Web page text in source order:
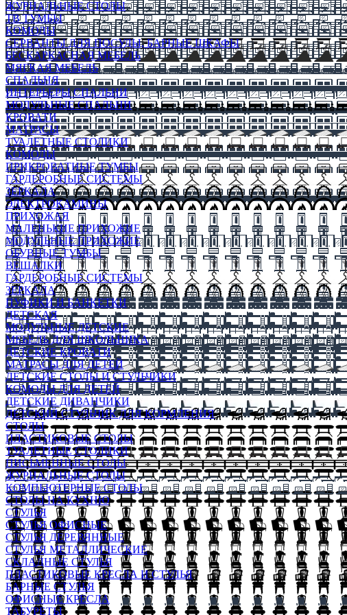
ЖУРНАЛЬНЫЕ СТОЛЫ
ТВ ТУМБЫ
КОМОДЫ
СЕРВАНТЫ ДЛЯ ПОСУДЫ, БАРНЫЕ ШКАФЫ
БЕСКАРКАСНАЯ МЕБЕЛЬ
МЯГКАЯ МЕБЕЛЬ
СПАЛЬНЯ
ИНТЕРЬЕРЫ СПАЛЬНИ
МОДУЛЬНЫЕ СПАЛЬНИ
КРОВАТИ
МАТРАСЫ
ТУАЛЕТНЫЕ СТОЛИКИ
КОМОДЫ
ПРИКРОВАТНЫЕ ТУМБЫ
ГАРДЕРОБНЫЕ СИСТЕМЫ
ЗЕРКАЛА
ЭЛЕКТРОКАМИНЫ
ПРИХОЖАЯ
МАЛЕНЬКИЕ ПРИХОЖИЕ
МОДУЛЬНЫЕ ПРИХОЖИЕ
ОБУВНЫЕ ТУМБЫ
ВЕШАЛКИ
ГАРДЕРОБНЫЕ СИСТЕМЫ
ЗЕРКАЛА
ПУФИКИ И БАНКЕТКИ
ДЕТСКАЯ
МОДУЛЬНЫЕ ДЕТСКИЕ
МЕБЕЛЬ ДЛЯ ШКОЛЬНИКА
ДЕТСКИЕ КРОВАТИ
МАТРАСЫ ДЛЯ ДЕТЕЙ
ДЕТСКИЕ СТОЛЫ И СТУЛЬЧИКИ
КОМОДЫ ДЛЯ ДЕТЕЙ
ДЕТСКИЕ ДИВАНЧИКИ
ДЕТСКИЙ СТУЛЬЧИК ДЛЯ КОРМЛЕНИЯ
СТОЛЫ
ПЛАСТИКОВЫЕ СТОЛЫ
ТУАЛЕТНЫЕ СТОЛИКИ
ПИСЬМЕННЫЕ СТОЛЫ
ЖУРНАЛЬНЫЕ СТОЛЫ
КОМПЬЮТЕРНЫЕ СТОЛЫ
СТОЛЫ НА КУХНЮ
СТУЛЬЯ
СТУЛЬЯ ОФИСНЫЕ
СТУЛЬЯ ДЕРЕВЯННЫЕ
СТУЛЬЯ МЕТАЛЛИЧЕСКИЕ
СКЛАДНЫЕ СТУЛЬЯ
ПЛАСТИКОВЫЕ КРЕСЛА И СТУЛЬЯ
БАРНЫЕ СТУЛЬЯ
ОФИСНЫЕ КРЕСЛА
ТАБУРЕТЫ